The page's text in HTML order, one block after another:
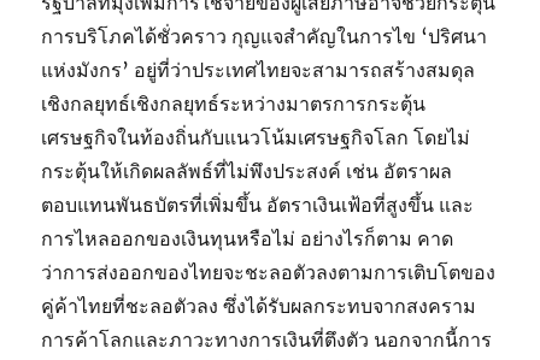
การบริโภคได้ชั่วคราว กุญแจสำคัญในการไข ‘ปริศนา
แห่งมังกร’ อยู่ที่ว่าประเทศไทยจะสามารถสร้างสมดุล
เชิงกลยุทธ์เชิงกลยุทธ์ระหว่างมาตรการกระตุ้น
เศรษฐกิจในท้องถิ่นกับแนวโน้มเศรษฐกิจโลก โดยไม่
กระตุ้นให้เกิดผลลัพธ์ที่ไม่พึงประสงค์ เช่น อัตราผล
ตอบแทนพันธบัตรที่เพิ่มขึ้น อัตราเงินเฟ้อที่สูงขึ้น และ
การไหลออกของเงินทุนหรือไม่ อย่างไรก็ตาม คาด
ว่าการส่งออกของไทยจะชะลอตัวลงตามการเติบโตของ
คู่ค้าไทยที่ชะลอตัวลง ซึ่งได้รับผลกระทบจากสงคราม
การค้าโลกและภาวะทางการเงินที่ตึงตัว นอกจากนี้การ